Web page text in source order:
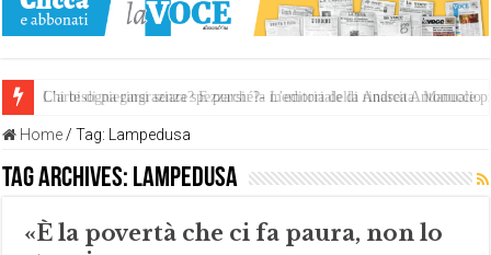
Chi bisogna ringraziare? E perché?- L’editoriale di Andrea Antonuccio
L’arte di piegarsi senza spezzarsi: la memoria della rinascita.
Home / Tag: Lampedusa
Tag Archives: Lampedusa
«È la povertà che ci fa paura, non lo